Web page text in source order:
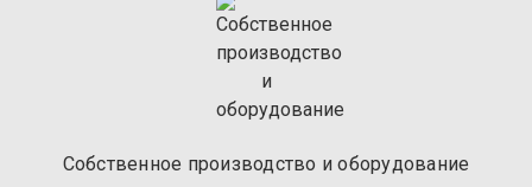
Собственное производство иоборудование